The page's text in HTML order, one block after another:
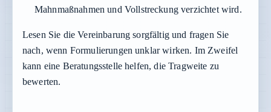
Mahnmaßnahmen und Vollstreckung verzichtet wird.
Lesen Sie die Vereinbarung sorgfältig und fragen Sie
nach, wenn Formulierungen unklar wirken. Im Zweifel
kann eine Beratungsstelle helfen, die Tragweite zu
bewerten.